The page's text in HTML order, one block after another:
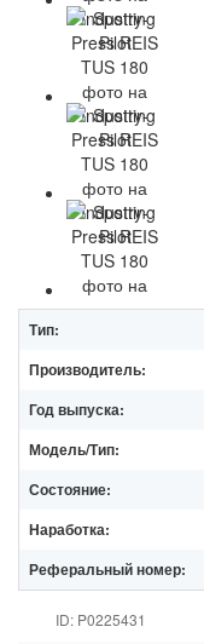
Тип:
Производитель:
Год выпуска:
Модель/Тип:
Состояние:
Наработка:
Реферальный номер:
ID: P0225431